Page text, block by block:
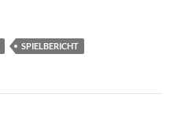
SPIELBERICHT